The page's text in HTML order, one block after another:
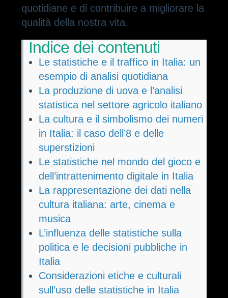
quotidiane e di contribuire a migliorare la
qualità della nostra vita.
Indice dei contenuti
Le statistiche e il traffico in Italia: un
esempio di analisi quotidiana
La produzione di uova e l’analisi
statistica nel settore agricolo italiano
La cultura e il simbolismo dei numeri
in Italia: il caso dell’8 e delle
superstizioni
Le statistiche nel mondo del gioco e
dell’intrattenimento digitale in Italia
La rappresentazione dei dati nella
cultura italiana: arte, cinema e
musica
L’influenza delle statistiche sulla
politica e le decisioni pubbliche in
Italia
Considerazioni etiche e culturali
sull’uso delle statistiche in Italia